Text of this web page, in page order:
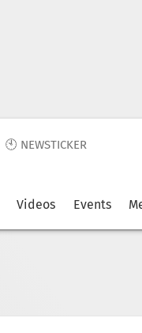
🕙 NEWSTICKER
Videos Events